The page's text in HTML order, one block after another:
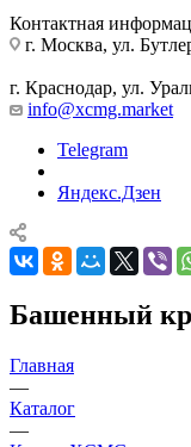
Контактная
г. Москва, ул.
г. Краснодар, ул.
info@xcmg.market
Telegram
Яндекс.Дзен
Башенный
Главная
—
Каталог
—